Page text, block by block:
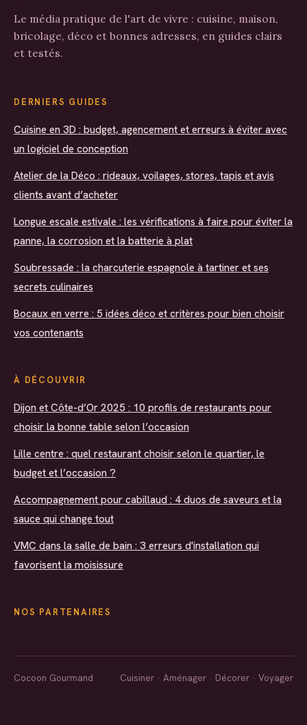
Le média pratique de l'art de vivre : cuisine, maison,
bricolage, déco et bonnes adresses, en guides clairs
et testés.
DERNIERS GUIDES
Cuisine en 3D : budget, agencement et erreurs à éviter avec
un logiciel de conception
Atelier de la Déco : rideaux, voilages, stores, tapis et avis
clients avant d’acheter
Longue escale estivale : les vérifications à faire pour éviter la
panne, la corrosion et la batterie à plat
Soubressade : la charcuterie espagnole à tartiner et ses
secrets culinaires
Bocaux en verre : 5 idées déco et critères pour bien choisir
vos contenants
À DÉCOUVRIR
Dijon et Côte-d’Or 2025 : 10 profils de restaurants pour
choisir la bonne table selon l’occasion
Lille centre : quel restaurant choisir selon le quartier, le
budget et l’occasion ?
Accompagnement pour cabillaud : 4 duos de saveurs et la
sauce qui change tout
VMC dans la salle de bain : 3 erreurs d'installation qui
favorisent la moisissure
NOS PARTENAIRES
Cocoon Gourmand Cuisiner · Aménager · Décorer · Voyager